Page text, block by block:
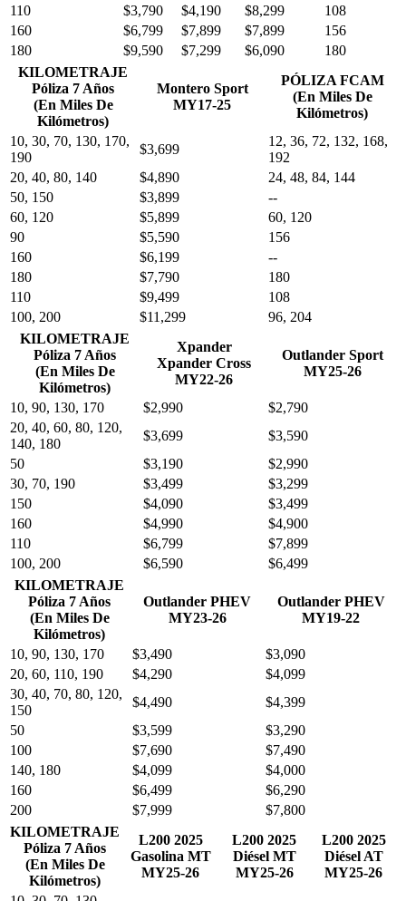
110
$3,790 $4,190 $8,299
108
160
$6,799 $7,899 $7,899
156
180
$9,590 $7,299 $6,090
180
KILOMETRAJE
Póliza 7 Años
(En Miles De
Kilómetros)
Montero Sport
MY17-25
PÓLIZA FCAM
(En Miles De
Kilómetros)
10, 30, 70, 130, 170,
190
$3,699
12, 36, 72, 132, 168,
192
20, 40, 80, 140
$4,890
24, 48, 84, 144
50, 150
$3,899
--
60, 120
$5,899
60, 120
90
$5,590
156
160
$6,199
--
180
$7,790
180
110
$9,499
108
100, 200
$11,299
96, 204
KILOMETRAJE
Póliza 7 Años
(En Miles De
Kilómetros)
Xpander
Xpander Cross
MY22-26
Outlander Sport
MY25-26
10, 90, 130, 170 $2,990
$2,790
20, 40, 60, 80, 120,
140, 180
$3,699
$3,590
50
$3,190
$2,990
30, 70, 190
$3,499
$3,299
150
$4,090
$3,499
160
$4,990
$4,900
110
$6,799
$7,899
100, 200
$6,590
$6,499
KILOMETRAJE
Póliza 7 Años
(En Miles De
Kilómetros)
Outlander PHEV
MY23-26
Outlander PHEV
MY19-22
10, 90, 130, 170 $3,490
$3,090
20, 60, 110, 190
$4,290
$4,099
30, 40, 70, 80, 120,
150
$4,490
$4,399
50
$3,599
$3,290
100
$7,690
$7,490
140, 180
$4,099
$4,000
160
$6,499
$6,290
200
$7,999
$7,800
KILOMETRAJE
Póliza 7 Años
(En Miles De
Kilómetros)
L200 2025
Gasolina MT
MY25-26
L200 2025
Diésel MT
MY25-26
L200 2025
Diésel AT
MY25-26